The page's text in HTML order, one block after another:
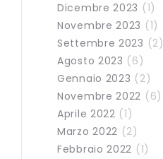
Dicembre 2023 (1)
Novembre 2023 (1)
Settembre 2023 (2)
Agosto 2023 (6)
Gennaio 2023 (2)
Novembre 2022 (6)
Aprile 2022 (1)
Marzo 2022 (2)
Febbraio 2022 (1)